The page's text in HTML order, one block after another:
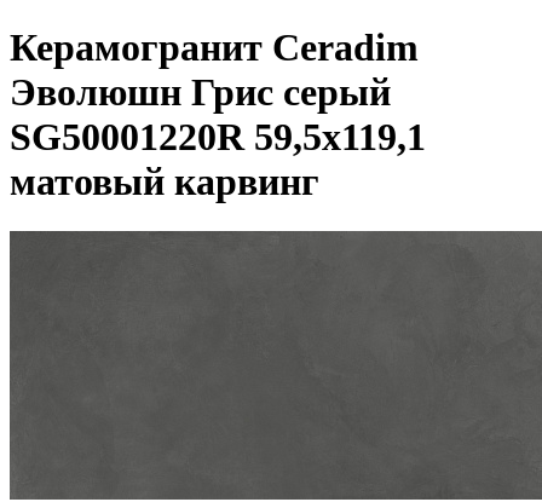
Керамогранит Ceradim
Эволюшн Грис серый
SG50001220R 59,5х119,1
матовый карвинг